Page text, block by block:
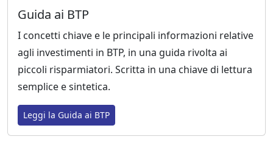
Guida ai BTP
I concetti chiave e le principali informazioni relative
agli investimenti in BTP, in una guida rivolta ai
piccoli risparmiatori. Scritta in una chiave di lettura
semplice e sintetica.
Leggi la Guida ai BTP